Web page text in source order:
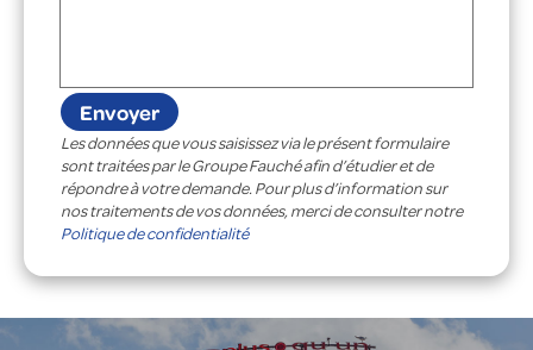
Les données que vous saisissez via le présent formulaire
sont traitées par le Groupe Fauché afin d’étudier et de
répondre à votre demande. Pour plus d’information sur
nos traitements de vos données, merci de consulter notre
Politique de confidentialité